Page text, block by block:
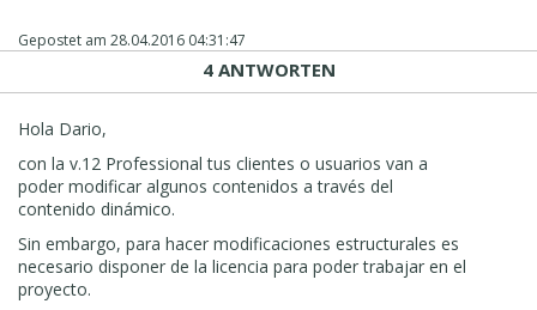
Gepostet am 28.04.2016 04:31:47
4 ANTWORTEN
Hola Dario,
con la v.12 Professional tus clientes o usuarios van a
poder modificar algunos contenidos a través del
contenido dinámico.
Sin embargo, para hacer modificaciones estructurales es
necesario disponer de la licencia para poder trabajar en el
proyecto.